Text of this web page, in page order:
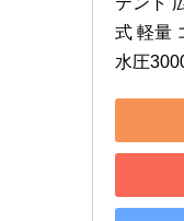
式 軽量
水圧